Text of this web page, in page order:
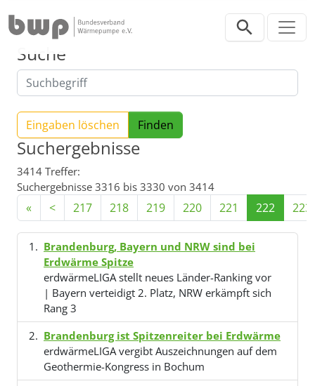
Suche
Eingaben löschen
Suchergebnisse
3414 Treffer:
Suchergebnisse 3316 bis 3330 von 3414
« < 217 218 219 220 221 222 223
Brandenburg, Bayern und NRW sind bei
Erdwärme Spitze
erdwärmeLIGA stellt neues Länder-Ranking vor
| Bayern verteidigt 2. Platz, NRW erkämpft sich
Rang 3
Brandenburg ist Spitzenreiter bei Erdwärme
erdwärmeLIGA vergibt Auszeichnungen auf dem
Geothermie-Kongress in Bochum